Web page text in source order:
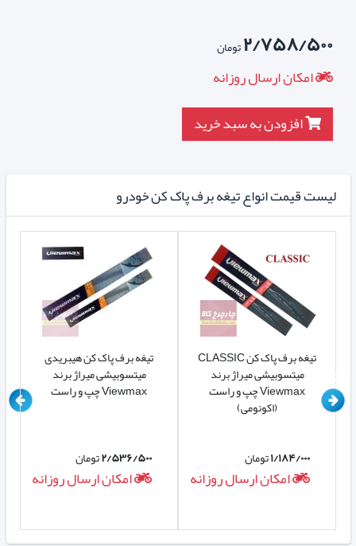
۲/۷۵۸/۵۰۰تومان
امکان ارسال روزانه
افزودن به سبد خرید
لیست قیمت انواع تیغه برف پاک کن خودرو
تیغه برف پاک کن هیبریدی
میتسوبیشی میراژ برند
Viewmax چپ و راست
۲/۵۳۶/۵۰۰تومان
امکان ارسال روزانه
تیغه برف پاک کن CLASSIC
میتسوبیشی میراژ برند
Viewmax چپ و راست
(اکونومی)
۱/۱۸۴/۰۰۰تومان
امکان ارسال روزانه